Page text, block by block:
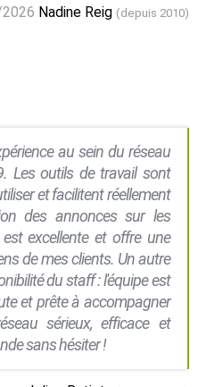
Nadine Reig (depuis 2010)
au sein du réseau
Les outils de travail sont
et facilitent réellement
des annonces sur les
excellente et offre une
de mes clients. Un autre
du staff : l'équipe est
et prête à accompagner
sérieux, efficace et
sans hésiter !